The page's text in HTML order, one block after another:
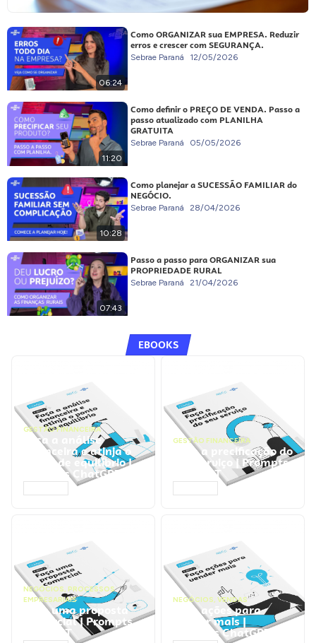
06:24
Como ORGANIZAR sua EMPRESA. Reduzir
erros e crescer com SEGURANÇA.
Sebrae Paraná 12/05/2026
11:20
Como definir o PREÇO DE VENDA. Passo a
passo atualizado com PLANILHA
GRATUITA
Sebrae Paraná 05/05/2026
10:28
Como planejar a SUCESSÃO FAMILIAR do
NEGÓCIO.
Sebrae Paraná 28/04/2026
07:43
Passo a passo para ORGANIZAR sua
PROPRIEDADE RURAL
Sebrae Paraná 21/04/2026
EBOOKS
GESTÃO FINANCEIRA
Faça a análise
financeira e atinja o
ponto de equilíbrio |
Prompts ChatGPT
GESTÃO FINANCEIRA
Faça a precificação do
seu serviço | Prompts
ChatGPT
NEGÓCIOS, PROCESSOS
EMPRESARIAIS
Faça uma proposta
comercial | Prompts
ChatGPT
NEGÓCIOS, VENDAS
Faça ações para
vender mais |
Prompts ChatGPT